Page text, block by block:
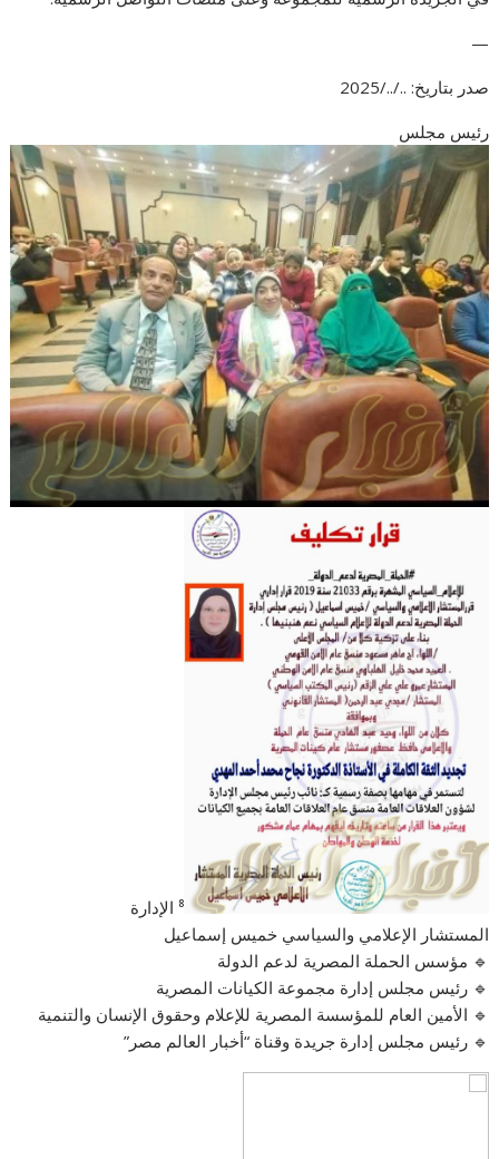
—
صدر بتاريخ: ../../2025
رئيس مجلس
⁸ الإدارة
المستشار الإعلامي والسياسي خميس إسماعيل
🔹 مؤسس الحملة المصرية لدعم الدولة
🔹 رئيس مجلس إدارة مجموعة الكيانات المصرية
🔹 الأمين العام للمؤسسة المصرية للإعلام وحقوق الإنسان والتنمية
🔹 رئيس مجلس إدارة جريدة وقناة “أخبار العالم مصر”